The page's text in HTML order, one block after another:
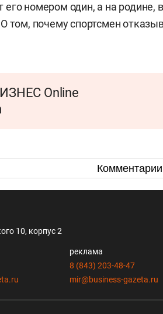
его номером один, а на родине,
том, почему спортсмен
Online
Комментарии
10, корпус 2
реклама
8 (843) 203-48-47
mir@business-gazeta.ru